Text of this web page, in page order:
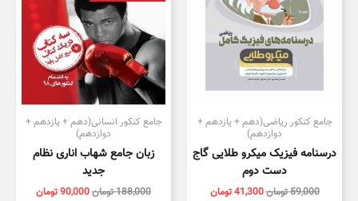
جامع کنکور ریاضی(دهم + یازدهم +
دوازدهم)
درسنامه فیزیک میکرو طلایی گاج
دست دوم
59,000تومان41,300تومان
جامع کنکور انسانی(دهم + یازدهم +
دوازدهم)
زبان جامع شهاب اناری نظام
جدید
188,000تومان90,000تومان